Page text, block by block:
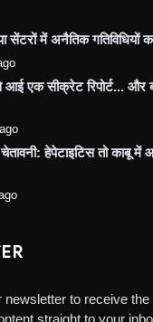
सेंटरों में अनैतिक
आई एक सीक्रेट रिपोर्ट... और
हेपेटाइटिस तो काबू में
newsletter to receive
straight to your